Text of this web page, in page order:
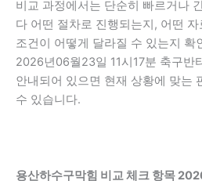
비교 과정에서는 단순히 빠르거나
다 어떤 절차로 진행되는지, 어떤
조건이 어떻게 달라질 수 있는지 확
2026년06월23일 11시17분 축구반
안내되어 있으면 현재 상황에 맞는
수 있습니다.
용산하수구막힘 비교 체크 항목